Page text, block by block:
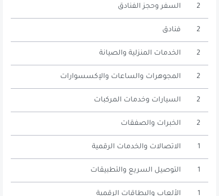
السفر وحجز الفنادق 2
فنادق 2
الخدمات المنزلية والصيانة 2
المجوهرات والساعات والإكسسوارات 2
السيارات وخدمات المركبات 2
الخبرات والصفقات 2
الاتصالات والخدمات الرقمية
التوصيل السريع والتطبيقات
الألعاب والبطاقات الرقمية